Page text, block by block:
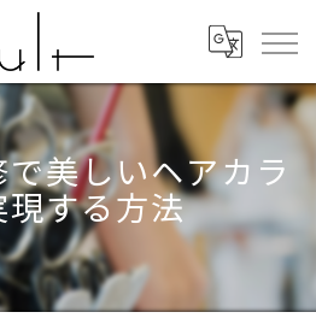
美しいヘアカラ
現する方法